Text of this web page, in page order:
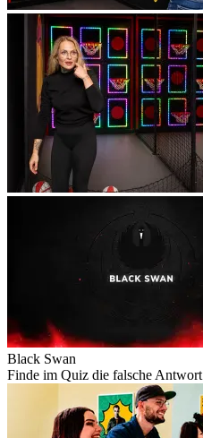
Black Swan
Finde im Quiz die falsche Antwort